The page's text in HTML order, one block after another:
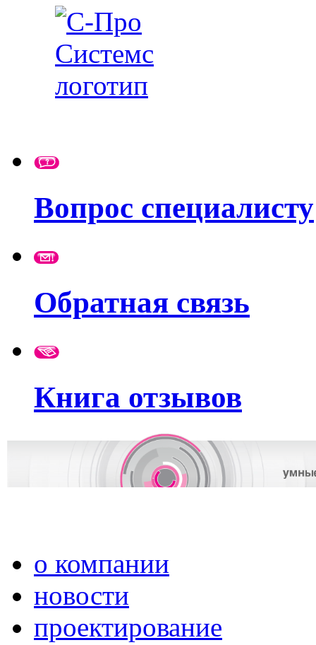
Вопрос специалисту
Обратная связь
Книга отзывов
о компании
новости
проектирование